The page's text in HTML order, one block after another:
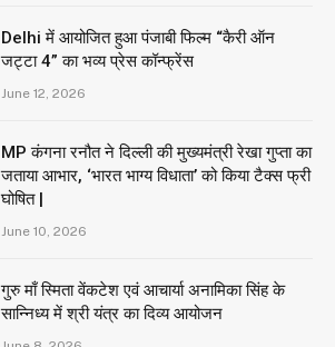
Delhi में आयोजित हुआ पंजाबी फिल्म “कैरी ऑन
जट्टा 4” का भव्य प्रेस कॉन्फ्रेंस
June 12, 2026
MP कंगना रनौत ने दिल्ली की मुख्यमंत्री रेखा गुप्ता का
जताया आभार, ‘भारत भाग्य विधाता’ को किया टैक्स फ्री
घोषित |
June 10, 2026
गुरु माँ स्मिता वेंकटेश एवं आचार्या अनामिका सिंह के
सान्निध्य में श्री यंत्र का दिव्य आयोजन